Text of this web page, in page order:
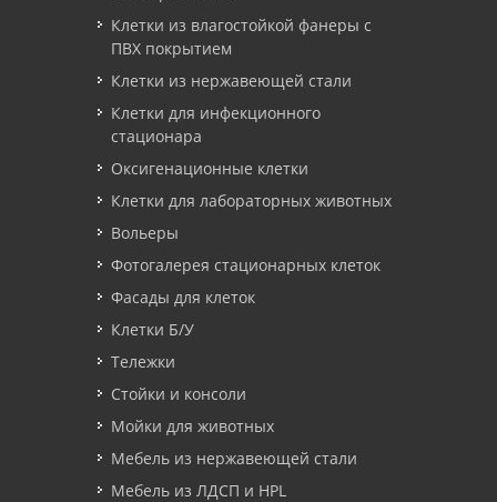
Клетки из влагостойкой фанеры с
ПВХ покрытием
Клетки из нержавеющей стали
Клетки для инфекционного
стационара
Оксигенационные клетки
Клетки для лабораторных животных
Вольеры
Фотогалерея стационарных клеток
Фасады для клеток
Клетки Б/У
Тележки
Стойки и консоли
Мойки для животных
Мебель из нержавеющей стали
Мебель из ЛДСП и HPL